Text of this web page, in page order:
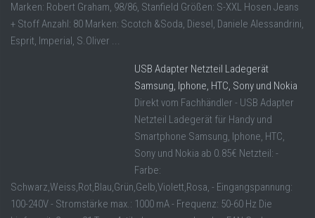
Marken: Robert Graham, 98/86, Stanfield Größen: S-XXL Hosen Jeans
+ Stoff Anzahl: 80 Marken: Scotch &Soda, Diesel, Daniele Alessandrini,
Esprit, Imperial, S.Oliver ...
USB Adapter Netzteil Ladegerät
Samsung, Iphone, HTC, Sony und Nokia
Direkt vom Fachhändler - USB Adapter
Netzteil Ladegerät für Handy und
Smartphone Samsung, Iphone, HTC,
Sony und Nokia ab 0.85€ Netzteil: -
Farbe:
Schwarz,Weiss,Rot,Blau,Grün,Gelb,Violett,Rosa, - Eingangspannung:
100-240V - Stromstärke max.: 1000 mA - Frequenz: 50-60 Hz Die